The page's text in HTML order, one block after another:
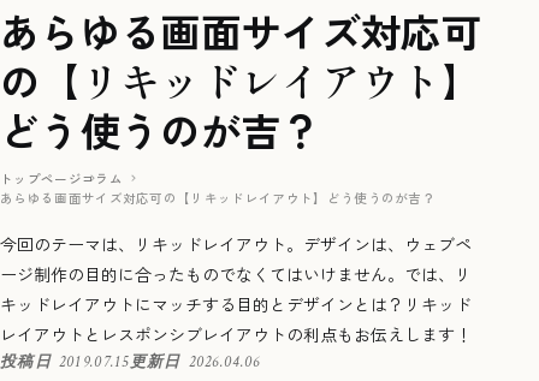
あらゆる画面サイズ対応可
の【 リキッドレイアウト 】
どう使うのが吉？
トップページコラム
あらゆる画面サイズ対応可の【リキッドレイアウト】どう使うのが吉？
今回のテーマは、リキッドレイアウト。デザインは、ウェブペ
ージ制作の目的に合ったものでなくてはいけません。では、リ
キッドレイアウトにマッチする目的とデザインとは？リキッド
レイアウトとレスポンシブレイアウトの利点もお伝えします！
投稿日 2019.07.15更新日 2026.04.06